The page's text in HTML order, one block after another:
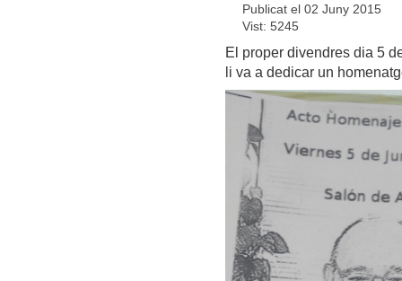
Publicat el 02 Juny 2015
Vist: 5245
El proper divendres dia 5
li va a dedicar un